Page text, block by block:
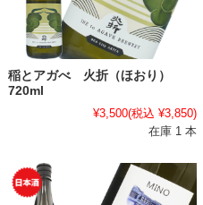
稲とアガべ 火折（ほおり）
720ml
¥3,500(税込 ¥3,850)
在庫 1 本